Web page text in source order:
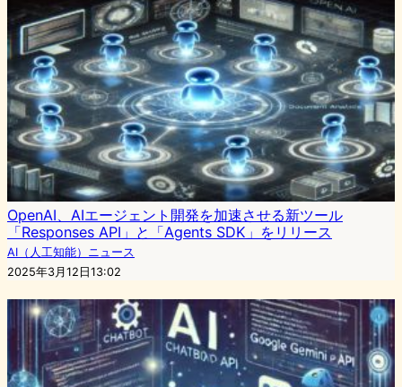
OpenAI、AIエージェント開発を加速させる新ツール
「Responses API」と「Agents SDK」をリリース
AI（人工知能）ニュース
2025年3月12日13:02